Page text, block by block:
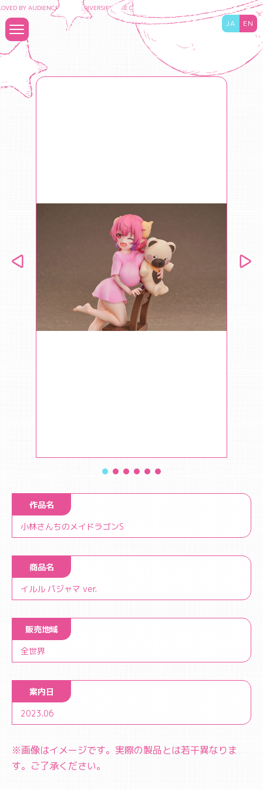
BY AUDIENCES TO DIVERSIFY THE CONTENT BUSINESS AND MAXIMIZE THE
JA EN
作品名
小林さんちのメイドラゴンS
商品名
イルル パジャマ ver.
販売地域
全世界
案内日
2023.06
※画像はイメージです。実際の製品とは若干異なりま
す。ご了承ください。